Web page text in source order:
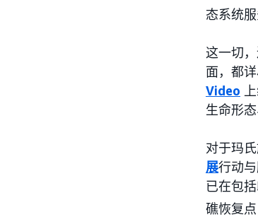
态系统服
这一切
面，都
Video
生命形
对于玛
展行动
已在包
礁恢复